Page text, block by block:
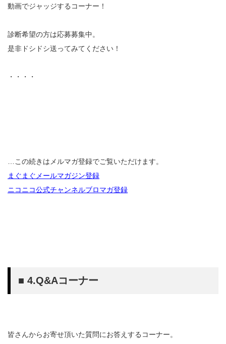
動画でジャッジするコーナー！
診断希望の方は応募募集中。
是非ドシドシ送ってみてください！
・・・・
…この続きはメルマガ登録でご覧いただけます。
まぐまぐメールマガジン登録
ニコニコ公式チャンネルブロマガ登録
■ 4.Q&Aコーナー
皆さんからお寄せ頂いた質問にお答えするコーナー。